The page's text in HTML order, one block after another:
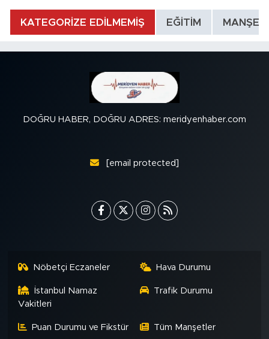
KATEGORİZE EDİLMEMİŞ EĞİTİM MANŞET
DOĞRU HABER, DOĞRU ADRES: meridyenhaber.com
[email protected]
Nöbetçi Eczaneler Hava Durumu
İstanbul Namaz
Vakitleri
Trafik Durumu
Puan Durumu ve Fikstür Tüm Manşetler